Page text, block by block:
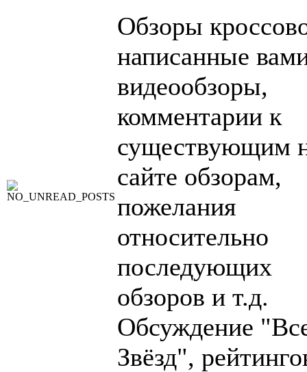
Обзоры
написанные
видеообзоры,
комментарии к
существующим
сайте обзорам,
пожелания
относительно
последующих
обзоров и т.д.
Обсуждение
Звёзд",